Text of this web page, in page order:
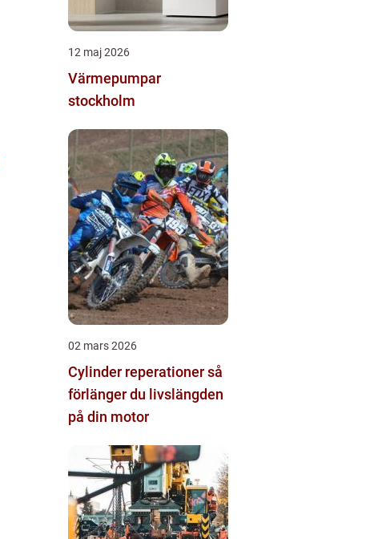
12 maj 2026
Värmepumpar
stockholm
02 mars 2026
Cylinder reperationer så
förlänger du livslängden
på din motor